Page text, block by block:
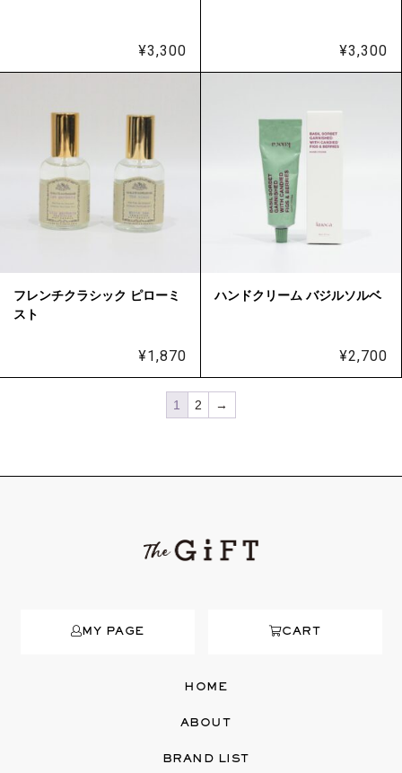
¥3,300 ¥3,300
フレンチクラシック ピローミ
スト
¥1,870
ハンドクリーム バジルソルベ
¥2,700
1 2 →
MY PAGE CART
HOME
ABOUT
BRAND LIST